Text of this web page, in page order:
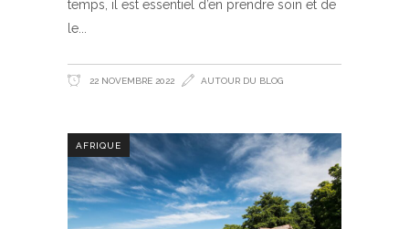
temps, il est essentiel d’en prendre soin et de
le
22 NOVEMBRE 2022 AUTOUR DU BLOG
AFRIQUE